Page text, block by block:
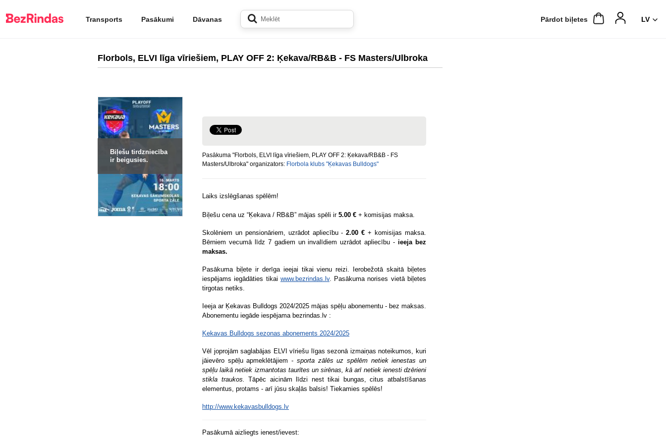
Transports Pasākumi Dāvanas Pārdot biļetes
Florbols, ELVI līga vīriešiem, PLAY OFF 2: Ķekava/RB&B - FS Masters/Ulbroka
Biļešu tirdzniecība
ir beigusies.
Pasākuma "Florbols, ELVI līga vīriešiem, PLAY OFF 2: Ķekava/RB&B - FS
Masters/Ulbroka" organizators: Florbola klubs "Ķekavas Bulldogs"
Laiks izslēgšanas spēlēm!
Biļešu cena uz “Ķekava / RB&B” mājas spēli ir 5.00 € + komisijas maksa.
Skolēniem un pensionāriem, uzrādot apliecību -2.00 € + komisijas maksa.
Bērniem vecumā līdz 7 gadiem un invalīdiem uzrādot apliecību -ieeja bez
maksas.
Pasākuma biļete ir derīga ieejai tikai vienu reizi. Ierobežotā skaitā biļetes
iespējams iegādāties tikai www.bezrindas.lv. Pasākuma norises vietā biļetes
tirgotas netiks.
Ieeja ar Ķekavas Bulldogs 2024/2025 mājas spēļu abonementu - bez maksas.
Abonementu iegāde iespējama bezrindas.lv :
Ķekavas Bulldogs sezonas abonements 2024/2025
Vēl joprojām saglabājas ELVI vīriešu līgas sezonā izmaiņas noteikumos, kuri
jāievēro spēļu apmeklētājiem - sporta zālēs uz spēlēm netiek ienestas un
spēļu laikā netiek izmantotas taurītes un sirēnas, kā arī netiek ienesti dzērieni
stikla traukos.Tāpēc aicinām līdzi nest tikai bungas, citus atbalstīšanas
elementus, protams - arī jūsu skaļās balsis! Tiekamies spēlēs!
http://www.kekavasbulldogs.lv
Pasākumā aizliegts ienest/ievest: